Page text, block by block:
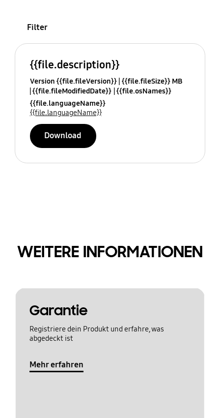
Filter
{{file.description}}
Version {{file.fileVersion}} {{file.fileSize}} MB
{{file.fileModifiedDate}} {{file.osNames}}
{{file.languageName}}
{{file.languageName}}
Download
WEITERE INFORMATIONEN
Garantie
Registriere dein Produkt und erfahre, was
abgedeckt ist
Mehr erfahren